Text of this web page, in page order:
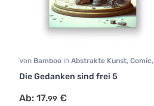
Von Bamboo in Abstrakte Kunst, Comic,
Human Art
Modern Art, Sonstige
Die Gedanken sind frei 5
Ab: 17.99 €